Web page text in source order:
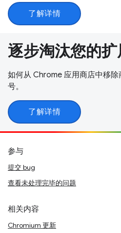
了解详情
逐步淘汰您的
如何从 Chrome 应用商店中移
号。
了解详情
参与
提交 bug
查看未处理完毕的问题
相关内容
Chromium 更新